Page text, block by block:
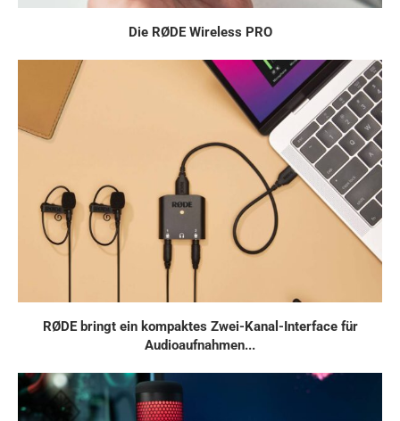
Die RØDE Wireless PRO
RØDE bringt ein kompaktes Zwei-Kanal-Interface für
Audioaufnahmen...